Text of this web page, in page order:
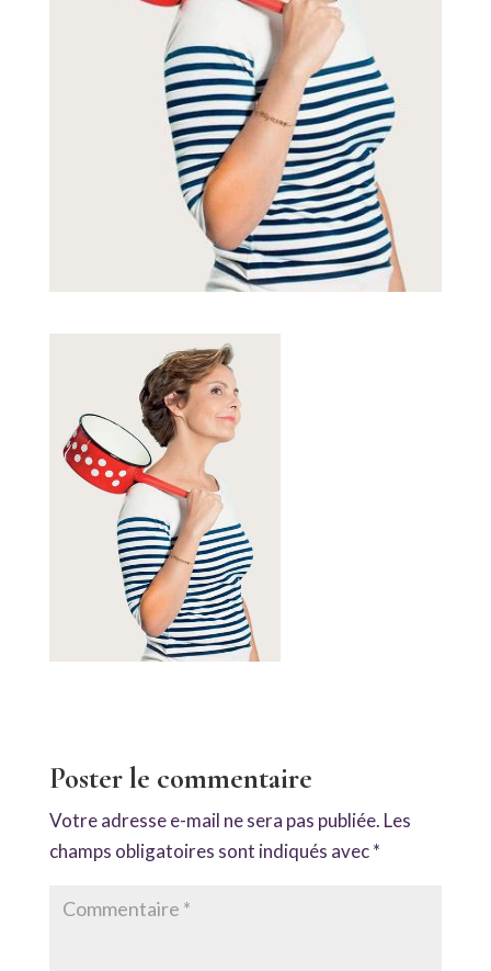
Poster le commentaire
Votre adresse e-mail ne sera pas publiée. Les
champs obligatoires sont indiqués avec*